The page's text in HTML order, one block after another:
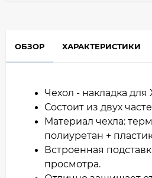
ОБЗОР ХАРАКТЕРИСТИКИ
Чехол - накладка для
Состоит из двух
Материал чехла:
полиуретан +
Встроенная
просмотра.